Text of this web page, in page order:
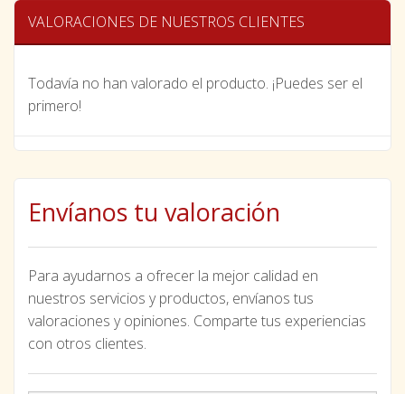
VALORACIONES DE NUESTROS CLIENTES
Todavía no han valorado el producto. ¡Puedes ser el
primero!
Envíanos tu valoración
Para ayudarnos a ofrecer la mejor calidad en
nuestros servicios y productos, envíanos tus
valoraciones y opiniones. Comparte tus experiencias
con otros clientes.